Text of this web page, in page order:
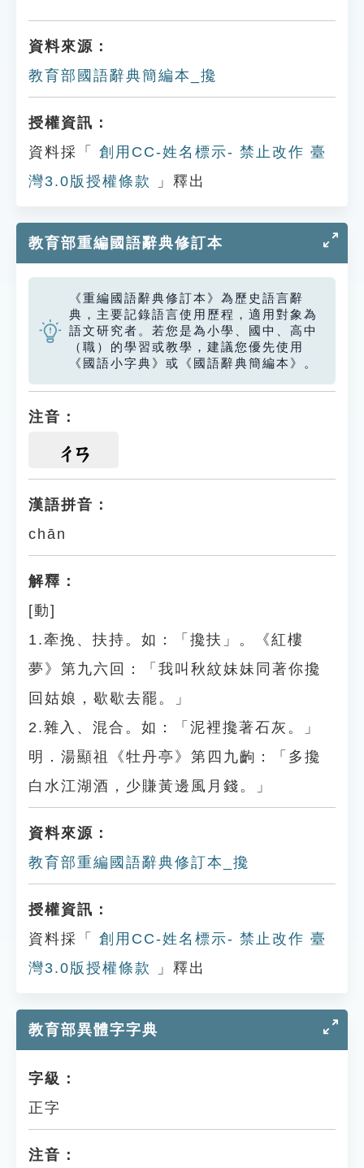
資料來源：
教育部國語辭典簡編本_攙
授權資訊：
資料採「
創用CC-姓名標示- 禁止改作 臺
灣3.0版授權條款
」釋出
教育部重編國語辭典修訂本
《重編國語辭典修訂本》為歷史語言辭
典，主要記錄語言使用歷程，適用對象為
語文研究者。若您是為小學、國中、高中
（職）的學習或教學，建議您優先使用
《國語小字典》或《國語辭典簡編本》。
注音：
ㄔㄢ
漢語拼音：
chān
解釋：
[動]
1.牽挽、扶持。如：「攙扶」。《紅樓
夢》第九六回：「我叫秋紋妹妹同著你攙
回姑娘，歇歇去罷。」
2.雜入、混合。如：「泥裡攙著石灰。」
明．湯顯祖《牡丹亭》第四九齣：「多攙
白水江湖酒，少賺黃邊風月錢。」
資料來源：
教育部重編國語辭典修訂本_攙
授權資訊：
資料採「
創用CC-姓名標示- 禁止改作 臺
灣3.0版授權條款
」釋出
教育部異體字字典
字級：
正字
注音：